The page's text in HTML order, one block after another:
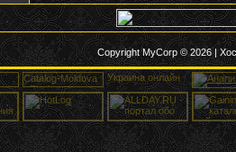
Copyright MyCorp © 2026|